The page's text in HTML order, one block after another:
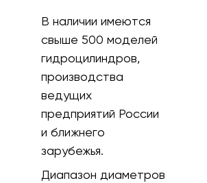
В наличии имеются
свыше 500 моделей
гидроцилиндров,
производства
ведущих
предприятий России
и ближнего
зарубежья.
Диапазон диаметров